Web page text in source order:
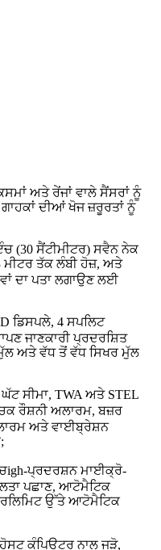
ਅਤੇ ਰੇਂਜਾਂ ਵਾਲੇ ਸੈਂਸਰਾਂ ਨੂੰ
ਦੀਆਂ ਖੋਜ ਜ਼ਰੂਰਤਾਂ ਨੂੰ
(30 ਸੈਂਟੀਮੀਟਰ) ਸਵੈਨ ਨੇਕ
ਮੀਟਰ ਤੱਕ ਲੰਬੀ ਹੋਜ਼, ਅਤੇ
ਦਾ ਪਤਾ ਲਗਾਉਣ ਲਈ
ਡਿਸਪਲੇ, 4 ਸਪਲਿਟ
ਜਾਣਕਾਰੀ ਪ੍ਰਦਰਸ਼ਿਤ
ਅਤੇ ਵੱਧ ਤੋਂ ਵੱਧ ਸਿਖਰ ਮੁੱਲ
ਸੀਮਾ, TWA ਅਤੇ STEL
ਰੌਸ਼ਨੀ ਅਲਾਰਮ, ਬਜ਼ਰ
ਅਤੇ ਵਾਈਬ੍ਰੇਸ਼ਨ
igh-ਪ੍ਰਦਰਸ਼ਨ ਮਾਈਕ੍ਰੋ-
ਪਛਾਣ, ਆਟੋਮੈਟਿਕ
ਉੱਤੇ ਆਟੋਮੈਟਿਕ
ਕੰਪਿਊਟਰ ਨਾਲ ਜੁੜੋ,